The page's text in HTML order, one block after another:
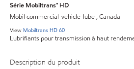
Série Mobiltrans™ HD
Mobil commercial-vehicle-lube , Canada
View Mobiltrans HD 60
Lubrifiants pour transmission à haut
Description du produit